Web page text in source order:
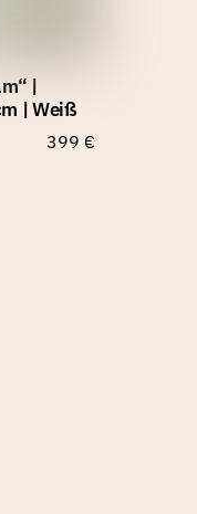
|
| Weiß
399 €